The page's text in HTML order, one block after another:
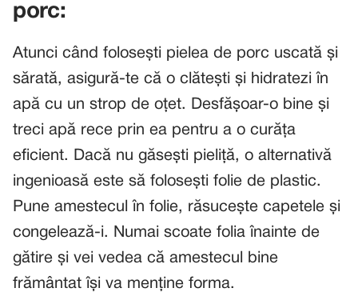
porc:
Atunci când folosești pielea de porc uscată și
sărată, asigură-te că o clătești și hidratezi în
apă cu un strop de oțet. Desfășoar-o bine și
treci apă rece prin ea pentru a o curăța
eficient. Dacă nu găsești pieliță, o alternativă
ingenioasă este să folosești folie de plastic.
Pune amestecul în folie, răsucește capetele și
congelează-i. Numai scoate folia înainte de
gătire și vei vedea că amestecul bine
frământat își va menține forma.